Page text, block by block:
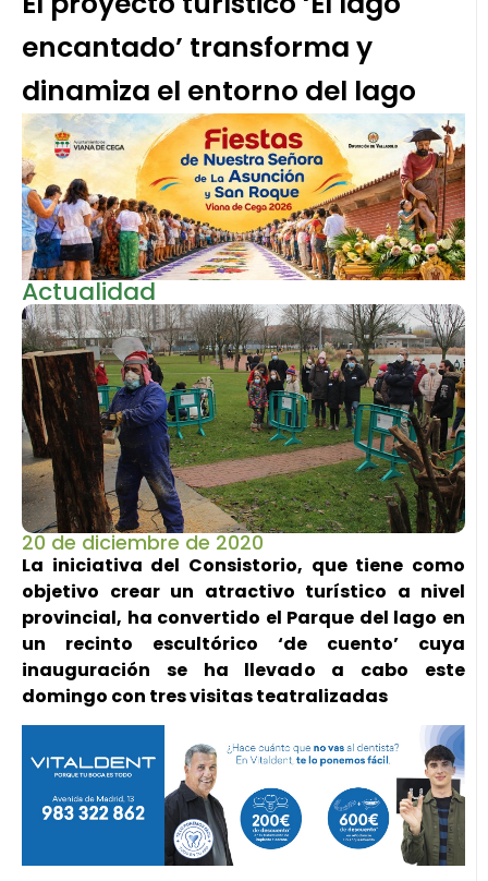
encantado’ transforma y
dinamiza el entorno del lago
Actualidad
20 de diciembre de 2020
La iniciativa del Consistorio, que tiene como
objetivo crear un atractivo turístico a nivel
provincial, ha convertido el Parque del lago en
un recinto escultórico ‘de cuento’ cuya
inauguración se ha llevado a cabo este
domingo con tres visitas teatralizadas